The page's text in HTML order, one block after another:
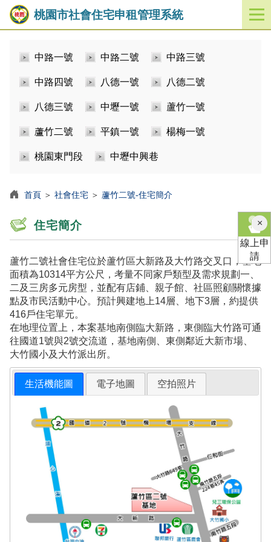
桃園市社會住宅申租管理系統
開
啟
中路一號 中路二號 中路三號
中路四號 八德一號 八德二號
八德三號 中壢一號 蘆竹一號
蘆竹二號 平鎮一號 楊梅一號
桃園東門段 中壢中興巷
首頁 ＞ 社會住宅 ＞ 蘆竹二號-住宅簡介
住宅簡介
蘆竹二號社會住宅位於蘆竹區大新路及大竹路交叉口，基地
面積為10314平方公尺，考量不同家戶類型及需求規劃一、
二及三房多元房型，並配有店鋪、親子館、社區照顧關懷據
點及市民活動中心。預計興建地上14層、地下3層，約提供
416戶住宅單元。
在地理位置上，本案基地南側臨大新路，東側臨大竹路可通
往國道1號與2號交流道，基地南側、東側鄰近大新市場、
大竹國小及大竹派出所。
生活機能圖 電子地圖 空拍照片
×關
閉
線上申
請